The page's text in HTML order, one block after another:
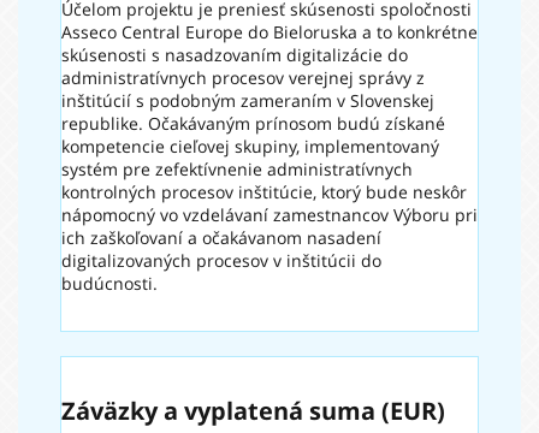
Účelom projektu je preniesť skúsenosti spoločnosti
Asseco Central Europe do Bieloruska a to konkrétne
skúsenosti s nasadzovaním digitalizácie do
administratívnych procesov verejnej správy z
inštitúcií s podobným zameraním v Slovenskej
republike. Očakávaným prínosom budú získané
kompetencie cieľovej skupiny, implementovaný
systém pre zefektívnenie administratívnych
kontrolných procesov inštitúcie, ktorý bude neskôr
nápomocný vo vzdelávaní zamestnancov Výboru pri
ich zaškoľovaní a očakávanom nasadení
digitalizovaných procesov v inštitúcii do
budúcnosti.
Záväzky a vyplatená suma (EUR)